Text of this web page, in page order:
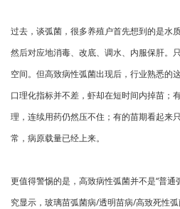
过去，谈弧菌，很多养殖户首先想到的是水
然后对应地消毒、改底、调水、内服保肝。
空间。但高致病性弧菌出现后，行业熟悉的
口理化指标并不差，虾却在短时间内掉苗；
理，连续用药仍然压不住；有的苗期看起来
常，病原载量已经上来。
更值得警惕的是，高致病性弧菌并不是“普
究显示，玻璃苗弧菌病/透明苗病/高致死性